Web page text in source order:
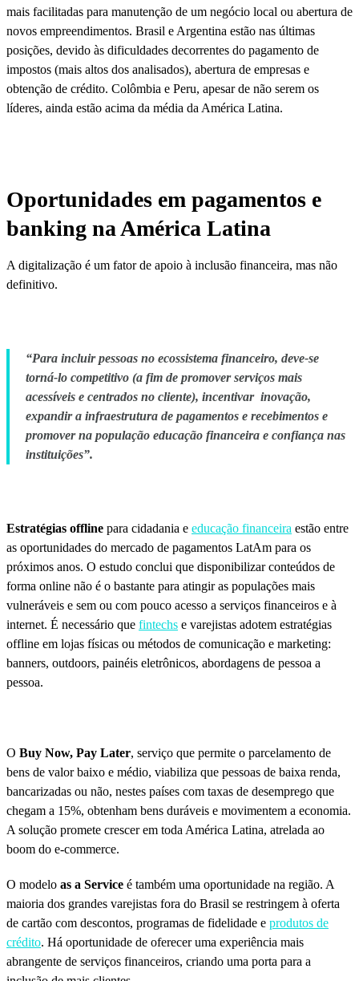
mais facilitadas para manutenção de um negócio local ou abertura de
novos empreendimentos. Brasil e Argentina estão nas últimas
posições, devido às dificuldades decorrentes do pagamento de
impostos (mais altos dos analisados), abertura de empresas e
obtenção de crédito. Colômbia e Peru, apesar de não serem os
líderes, ainda estão acima da média da América Latina.
Oportunidades em pagamentos e
banking na América Latina
A digitalização é um fator de apoio à inclusão financeira, mas não
definitivo.
“Para incluir pessoas no ecossistema financeiro, deve-se
torná-lo competitivo (a fim de promover serviços mais
acessíveis e centrados no cliente), incentivar inovação,
expandir a infraestrutura de pagamentos e recebimentos e
promover na população educação financeira e confiança nas
instituições”.
Estratégias offline para cidadania e educação financeira estão entre
as oportunidades do mercado de pagamentos LatAm para os
próximos anos. O estudo conclui que disponibilizar conteúdos de
forma online não é o bastante para atingir as populações mais
vulneráveis e sem ou com pouco acesso a serviços financeiros e à
internet. É necessário que fintechs e varejistas adotem estratégias
offline em lojas físicas ou métodos de comunicação e marketing:
banners, outdoors, painéis eletrônicos, abordagens de pessoa a
pessoa.
O Buy Now, Pay Later, serviço que permite o parcelamento de
bens de valor baixo e médio, viabiliza que pessoas de baixa renda,
bancarizadas ou não, nestes países com taxas de desemprego que
chegam a 15%, obtenham bens duráveis e movimentem a economia.
A solução promete crescer em toda América Latina, atrelada ao
boom do e-commerce.
O modelo as a Service é também uma oportunidade na região. A
maioria dos grandes varejistas fora do Brasil se restringem à oferta
de cartão com descontos, programas de fidelidade e produtos de
crédito. Há oportunidade de oferecer uma experiência mais
abrangente de serviços financeiros, criando uma porta para a